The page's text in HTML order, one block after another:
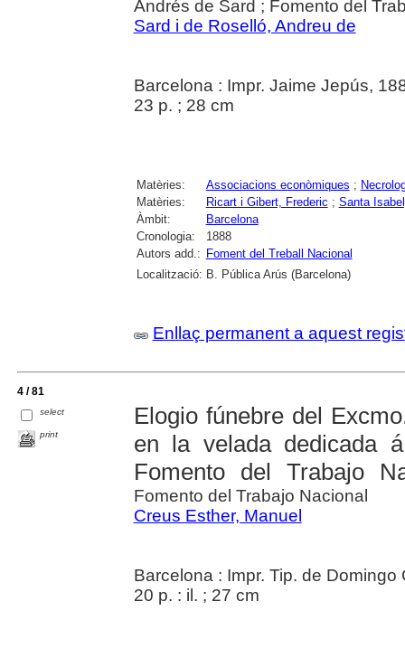
Andrés de Sard ; Fomento del
Sard i de Roselló, Andreu de
Barcelona : Impr. Jaime Jepús,
23 p. ; 28 cm
Matèries: Associacions econòmiques ;
Matèries:
Ricart i Gibert, Frederic ; Santa
Àmbit:
Barcelona
Cronologia:
1888
Autors add.: Foment del Treball Nacional
Localització: B. Pública Arús (Barcelona)
Enllaç permanent a aquest
4 / 81
select
print
Elogio fúnebre del
en la velada dedicada
Fomento del Trabajo
Fomento del Trabajo Nacional
Creus Esther, Manuel
Barcelona : Impr. Tip. de
20 p. : il. ; 27 cm